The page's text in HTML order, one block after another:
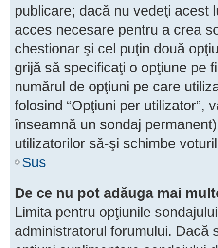
publicare; dacă nu vedeţi acest
acces necesare pentru a crea
chestionar şi cel puţin două
grijă să specificaţi o opţiune pe
numărul de opţiuni pe care
folosind “Opţiuni per utilizator”,
înseamnă un sondaj
utilizatorilor să-şi schimbe
Sus
De ce nu pot adăuga mai
Limita pentru opţiunile
administratorul forumului. Dacă